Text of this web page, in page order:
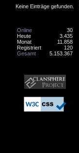
Keine Einträge gefunden.
30
Online
3.435
Heute
11.858
Monat
120
Registriert
5.153.367
Gesamt